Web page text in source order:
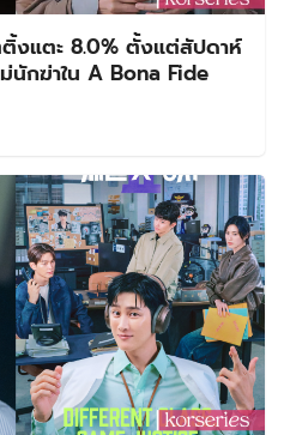
ติ้งแตะ 8.0% ตั้งแต่สัปดาห์
กฆ่าใน A Bona Fide